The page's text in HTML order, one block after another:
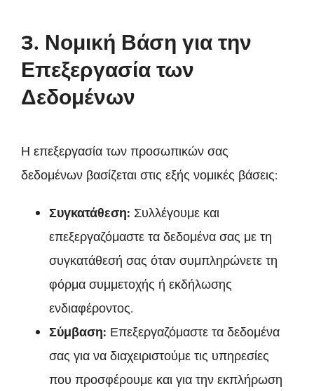
3. Νομική Βάση για την
Επεξεργασία των
Δεδομένων
Η επεξεργασία των προσωπικών σας
δεδομένων βασίζεται στις εξής νομικές βάσεις:
Συγκατάθεση: Συλλέγουμε και
επεξεργαζόμαστε τα δεδομένα σας με τη
συγκατάθεσή σας όταν συμπληρώνετε τη
φόρμα συμμετοχής ή εκδήλωσης
ενδιαφέροντος.
Σύμβαση: Επεξεργαζόμαστε τα δεδομένα
σας για να διαχειριστούμε τις υπηρεσίες
που προσφέρουμε και για την εκπλήρωση